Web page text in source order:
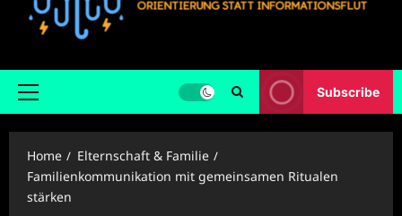
Primary
Subscribe
Home
Elternschaft & Familie
Familienkommunikation mit gemeinsamen Ritualen
stärken